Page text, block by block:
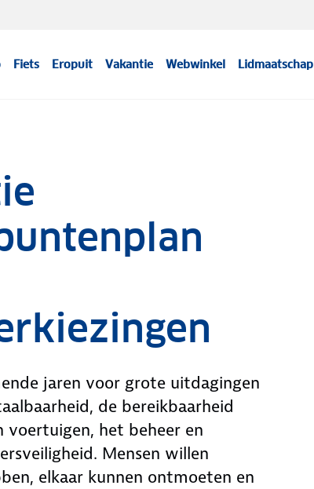
Fiets Eropuit Vakantie Webwinkel Lidmaatschap
jaren voor grote uitdagingen
de bereikbaarheid
het beheer en
Mensen willen
elkaar kunnen ontmoeten en